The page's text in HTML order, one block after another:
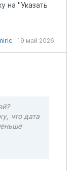
на "Указать
19 май 2026
что дата